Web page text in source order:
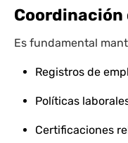
Coordinación
Es fundamental
Registros de
Políticas
Certificaciones